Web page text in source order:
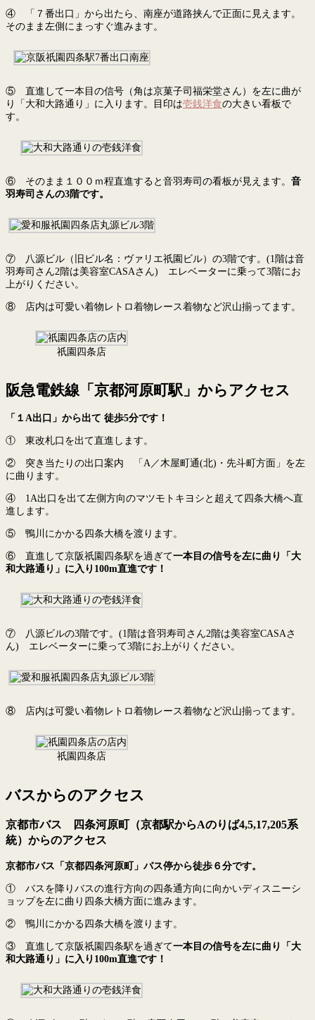
④ 「７番出口」から出たら、南座が道路挟んで正面に見えます。
そのまま左側にまっすぐ進みます。
⑤ 直進して一本目の信号（角は京菓子司福栄堂さん）を左に曲が
り「大和大路通り」に入ります。目印は壱銭洋食の大きい看板で
す。
⑥ そのまま１００ｍ程直進すると音羽寿司の看板が見えます。 音
羽寿司さんの3階です。
⑦ 八源ビル（旧ビル名：ヴァリエ祇園ビル）の3階です。(1階は音
羽寿司さん2階は美容室CASAさん) エレベーターに乗って3階にお
上がりください。
⑧ 店内は可愛い着物レトロ着物レース着物など沢山揃ってます。
祇園四条店
阪急電鉄線「京都河原町駅」からアクセス
「１A出口」から出て 徒歩5分です！
① 東改札口を出て直進します。
② 突き当たりの出口案内 「A／木屋町通(北)・先斗町方面」を左
に曲ります。
④ 1A出口を出て左側方向のマツモトキヨシと超えて四条大橋へ直
進します。
⑤ 鴨川にかかる四条大橋を渡ります。
⑥ 直進して京阪祇園四条駅を過ぎて一本目の信号を左に曲り「大
和大路通り」に入り100m直進です！
⑦ 八源ビルの3階です。(1階は音羽寿司さん2階は美容室CASAさ
ん) エレベーターに乗って3階にお上がりください。
⑧ 店内は可愛い着物レトロ着物レース着物など沢山揃ってます。
祇園四条店
バスからのアクセス
京都市バス 四条河原町（京都駅からAのりば4,5,17,205系
統）からのアクセス
京都市バス「京都四条河原町」バス停から徒歩６分です。
① バスを降りバスの進行方向の四条通方向に向かいディスニーシ
ョップを左に曲り四条大橋方面に進みます。
② 鴨川にかかる四条大橋を渡ります。
③ 直進して京阪祇園四条駅を過ぎて一本目の信号を左に曲り「大
和大路通り」に入り100m直進です！